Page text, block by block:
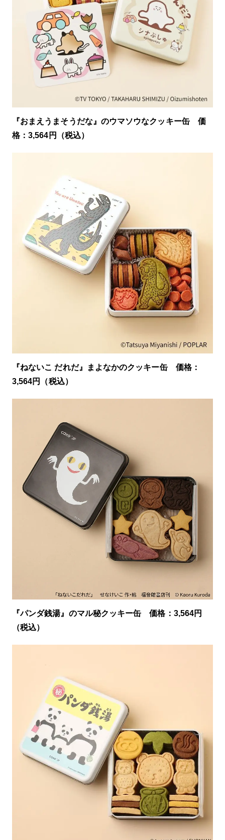
『おまえうまそうだな』のウマソウなクッキー缶 価
格：3,564円（税込）
『ねないこ だれだ』まよなかのクッキー缶 価格：
3,564円（税込）
『パンダ銭湯』のマル秘クッキー缶 価格：3,564円
（税込）